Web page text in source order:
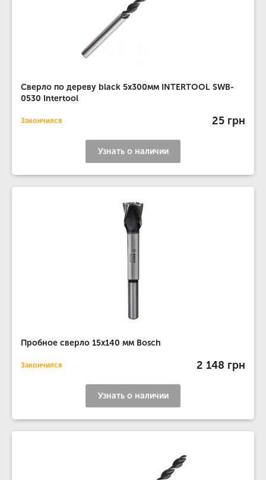
Сверло по дереву black 5x300мм INTERTOOL SWB-
0530 Intertool
Закончился 25 грн
Узнать о наличии
Пробное сверло 15x140 мм Bosch
Закончился 2 148 грн
Узнать о наличии